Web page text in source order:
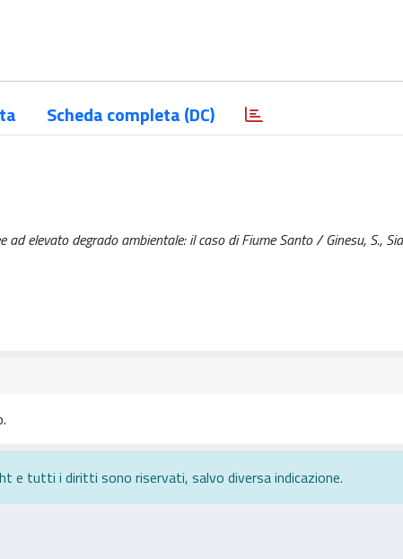
Scheda completa (DC)
elevato degrado ambientale: il caso di Fiume Santo / Ginesu, S.,
e tutti i diritti sono riservati, salvo diversa indicazione.